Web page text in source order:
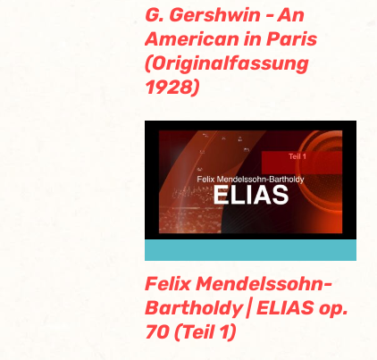
G. Gershwin - An
American in Paris
(Originalfassung
1928)
Felix Mendelssohn-
Bartholdy | ELIAS op.
70 (Teil 1)